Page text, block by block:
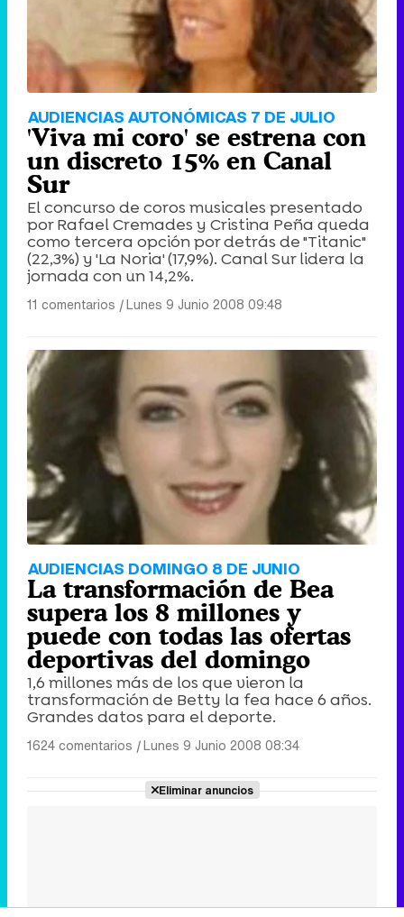
AUDIENCIAS AUTONÓMICAS 7 DE JULIO
'Viva mi coro' se estrena con
un discreto 15% en Canal
Sur
El concurso de coros musicales presentado
por Rafael Cremades y Cristina Peña queda
como tercera opción por detrás de "Titanic"
(22,3%) y 'La Noria' (17,9%). Canal Sur lidera la
jornada con un 14,2%.
11 comentarios |Lunes 9 Junio 2008 09:48
AUDIENCIAS DOMINGO 8 DE JUNIO
La transformación de Bea
supera los 8 millones y
puede con todas las ofertas
deportivas del domingo
1,6 millones más de los que vieron la
transformación de Betty la fea hace 6 años.
Grandes datos para el deporte.
1624 comentarios |Lunes 9 Junio 2008 08:34
Eliminar anuncios